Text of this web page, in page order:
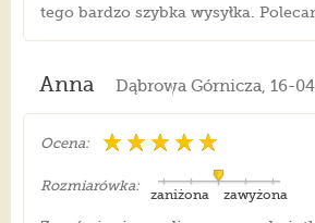
tego bardzo szybka wysyłka.
Anna Dąbrowa Górnicza, 16-
Ocena:
Rozmiarówka:
zawyżona
zaniżona